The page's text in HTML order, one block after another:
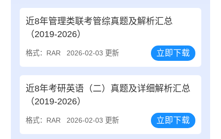
近8年管理类联考管综真题及解析汇总
（2019-2026）
格式：RAR 2026-02-03 更新 立即下载
近8年考研英语（二）真题及详细解析汇总
（2019-2026）
格式：RAR 2026-02-03 更新 立即下载